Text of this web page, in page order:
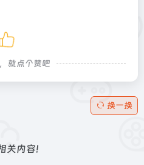
就点个赞吧
换一换
关内容!